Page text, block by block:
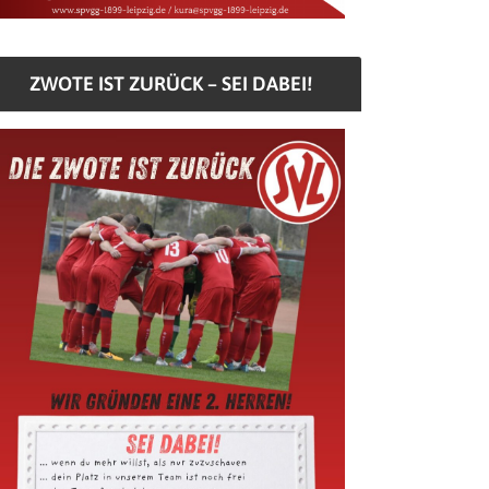
ZWOTE IST ZURÜCK – SEI DABEI!